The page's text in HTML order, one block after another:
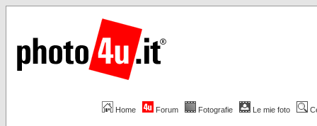
Home Forum Fotografie Le mie foto